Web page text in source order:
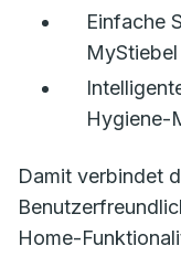
Einfache
Hygiene-
Damit verbindet
Home-